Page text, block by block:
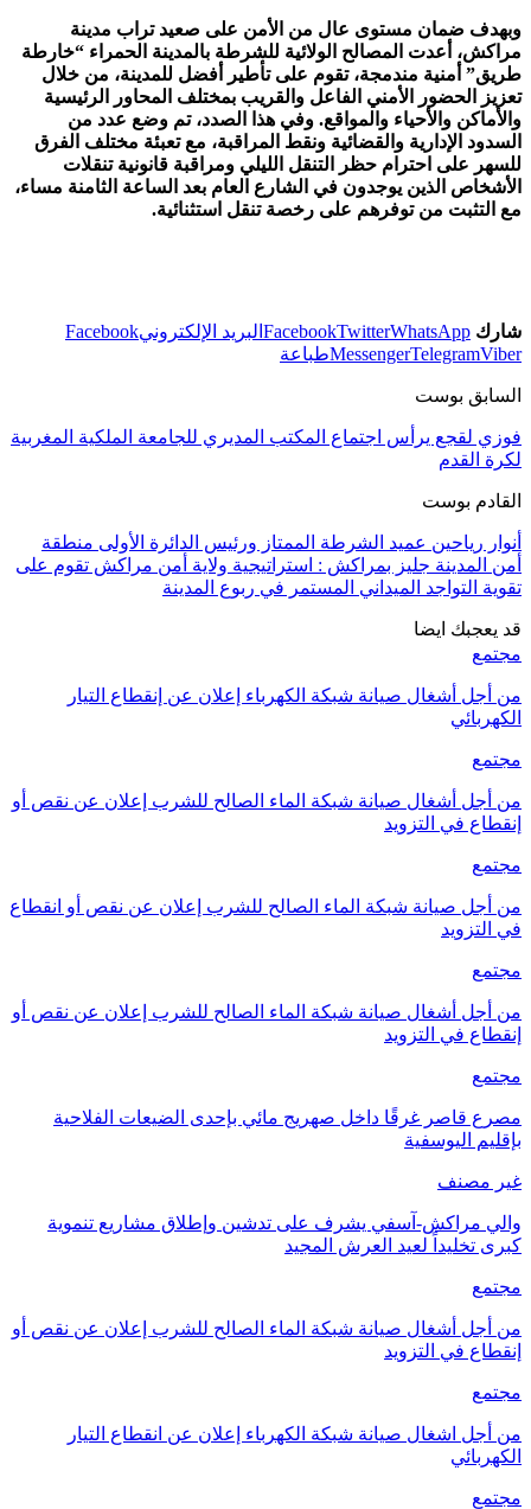
وبهدف ضمان مستوى عال من الأمن على صعيد تراب مدينة
مراكش، أعدت المصالح الولائية للشرطة بالمدينة الحمراء “خارطة
طريق” أمنية مندمجة، تقوم على تأطير أفضل للمدينة، من خلال
تعزيز الحضور الأمني الفاعل والقريب بمختلف المحاور الرئيسية
والأماكن والأحياء والمواقع. وفي هذا الصدد، تم وضع عدد من
السدود الإدارية والقضائية ونقط المراقبة، مع تعبئة مختلف الفرق
للسهر على احترام حظر التنقل الليلي ومراقبة قانونية تنقلات
الأشخاص الذين يوجدون في الشارع العام بعد الساعة الثامنة مساء،
مع التثبت من توفرهم على رخصة تنقل استثنائية.
شارك FacebookTwitterWhatsApp البريد الإلكترونيFacebook
MessengerTelegramViber طباعة
السابق بوست
فوزي لقجع يرأس اجتماع المكتب المديري للجامعة الملكية المغربية
لكرة القدم
القادم بوست
أنوار رياحين عميد الشرطة الممتاز ورئيس الدائرة الأولى منطقة
أمن المدينة جليز بمراكش : استراتيجية ولاية أمن مراكش تقوم على
تقوية التواجد الميداني المستمر في ربوع المدينة
قد يعجبك ايضا
مجتمع
من أجل أشغال صيانة شبكة الكهرباء إعلان عن إنقطاع التيار
الكهربائي
مجتمع
من أجل أشغال صيانة شبكة الماء الصالح للشرب إعلان عن نقص أو
إنقطاع في التزويد
مجتمع
من أجل صيانة شبكة الماء الصالح للشرب إعلان عن نقص أو انقطاع
في التزويد
مجتمع
من أجل أشغال صيانة شبكة الماء الصالح للشرب إعلان عن نقص أو
إنقطاع في التزويد
مجتمع
مصرع قاصر غرقًا داخل صهريج مائي بإحدى الضيعات الفلاحية
بإقليم اليوسفية
غير مصنف
والي مراكش-آسفي يشرف على تدشين وإطلاق مشاريع تنموية
كبرى تخليداً لعيد العرش المجيد
مجتمع
من أجل أشغال صيانة شبكة الماء الصالح للشرب إعلان عن نقص أو
إنقطاع في التزويد
مجتمع
من أجل اشغال صيانة شبكة الكهرباء إعلان عن انقطاع التيار
الكهربائي
مجتمع